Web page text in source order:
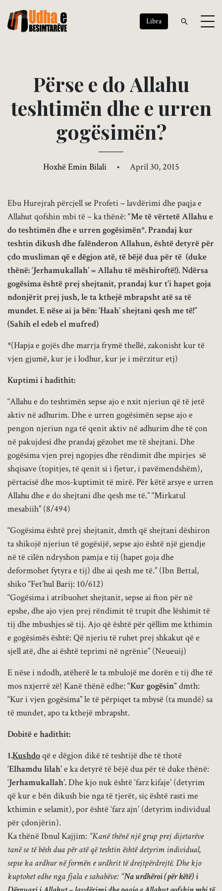
Libra
Përse e do Allahu
teshtimën dhe eurren
gogësimën?
Hoxhë Emin Bilali • April 30, 2015
Ebu Hurejrah përcjell se Profeti – lavdërimi dhe paqja e
Allahut qofshin mbi të – ka thënë: “Me të vërtetë Allahu e
do teshtimën dhe e urren gogësimën*. Prandaj kur
teshtin dikush dhe falënderon Allahun, është detyrë për
çdo musliman që e dëgjon atë, të bëjë dua për të (duke
thënë: ‘Jerhamukallah’ = Allahu të mëshiroftë!). Ndërsa
gogësima është prej shejtanit, prandaj kur t’i hapet goja
ndonjërit prej jush, le ta kthejë mbrapsht atë sa të
mundet. E nëse ai ja bën: ‘Haah’ shejtani qesh me të!”
(Sahih el edeb el mufred)
*(Hapja e gojës dhe marrja frymë thellë, zakonisht kur të
vjen gjumë, kur je i lodhur, kur je i mërzitur etj)
Kuptimi i hadithit:
“Allahu e do teshtimën sepse ajo e nxit njeriun që të jetë
aktiv në adhurim. Dhe e urren gogësimën sepse ajo e
pengon njeriun nga të qenit aktiv në adhurim dhe të çon
në pakujdesi dhe prandaj gëzohet me të shejtani. Dhe
gogësima vjen prej ngopjes dhe rëndimit dhe mpirjes së
shqisave (topitjes, të qenit si i fjetur, i pavëmendshëm),
përtacisë dhe mos-kuptimit të mirë. Për këtë arsye e urren
Allahu dhe e do shejtani dhe qesh me të.” “Mirkatul
mesabiih” (8/494)
“Gogësima është prej shejtanit, dmth që shejtani dëshiron
ta shikojë njeriun të gogësijë, sepse ajo është një gjendje
në të cilën ndryshon pamja e tij (hapet goja dhe
deformohet fytyra e tij) dhe ai qesh me të.” (Ibn Bettal,
shiko “Fet’hul Barij: 10/612)
“Gogësima i atribuohet shejtanit, sepse ai fton për në
epshe, dhe ajo vjen prej rëndimit të trupit dhe lëshimit të
tij dhe mbushjes së tij. Ajo që është për qëllim me kthimin
e gogësimës është: Që njeriu të ruhet prej shkakut që e
sjell atë, dhe ai është teprimi në ngrënie” (Neueuij)
E nëse i ndodh, atëherë le ta mbulojë me dorën e tij dhe të
mos nxjerrë zë! Kanë thënë edhe: “Kur gogësin” dmth:
“Kur i vjen gogësima” le të përpiqet ta mbysë (ta mundë) sa
të mundet, apo ta kthejë mbrapsht.
Dobitë e hadithit:
1.Kushdoqë e dëgjon dikë të teshtijë dhe të thotë
‘Elhamdu lilah’e ka detyrë të bëjë dua për të duke thënë:
‘Jerhamukallah’.Dhe kjo nuk është ‘farz kifaje’ (detyrim
që kur e bën dikush bie nga të tjerët, siç është rasti me
kthimin e selamit), por është ‘farz ajn’ (detyrim individual
për çdonjërin).
Ka thënë Ibnul Kajjim: “Kanë thënë një grup prej dijetarëve
tanë se të bësh dua për atë që teshtin është detyrim individual,
sepse ka ardhur në formën e urdhrit të drejtpërdrejtë. Dhe kjo
kuptohet edhe nga fjala e sahabëve: “Na urdhëroi (për këtë) i